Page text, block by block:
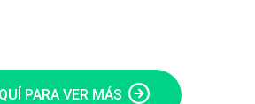
PARA VER MÁS